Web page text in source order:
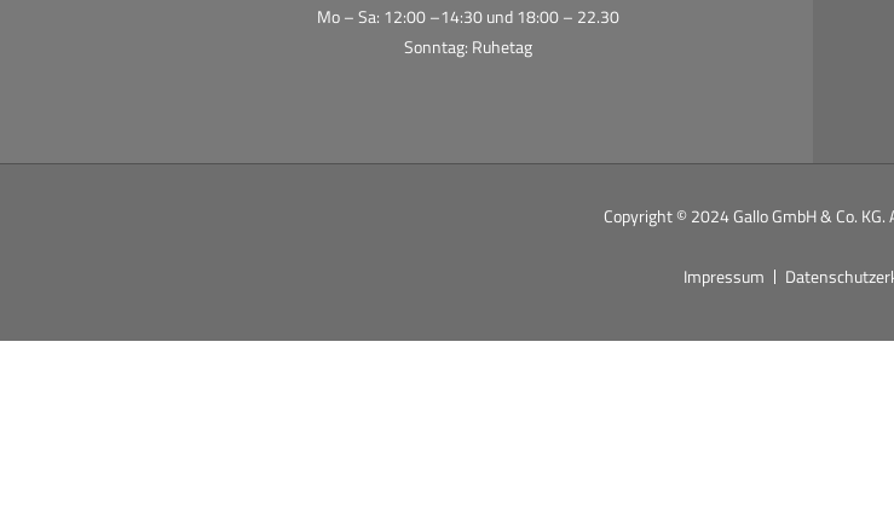
Mo – Sa: 12:00 –14:30 und 18:00 – 22.30
Sonntag: Ruhetag
Copyright © 2024 Gallo GmbH & Co.
Impressum